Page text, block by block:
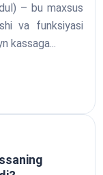
– bu maxsus
va funksiyasi
kassaga...